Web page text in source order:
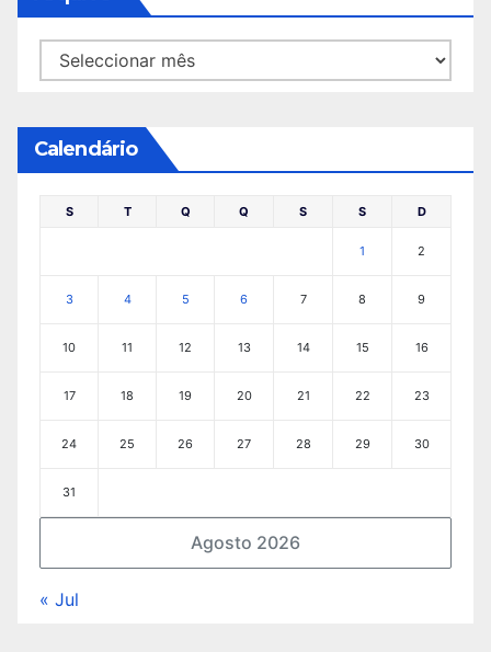
Arquivo
Calendário
Agosto 2026
S T Q Q S S D
1 2
3 4 5 6 7 8 9
10 11 12 13 14 15 16
17 18 19 20 21 22 23
24 25 26 27 28 29 30
31
« Jul